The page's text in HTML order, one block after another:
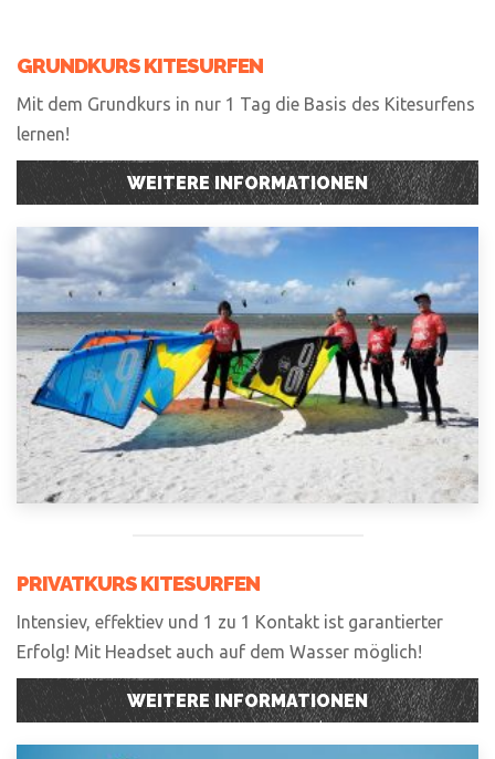
GRUNDKURS KITESURFEN
Mit dem Grundkurs in nur 1 Tag die Basis des Kitesurfens
lernen!
WEITERE INFORMATIONEN
PRIVATKURS KITESURFEN
Intensiev, effektiev und 1 zu 1 Kontakt ist garantierter
Erfolg! Mit Headset auch auf dem Wasser möglich!
WEITERE INFORMATIONEN